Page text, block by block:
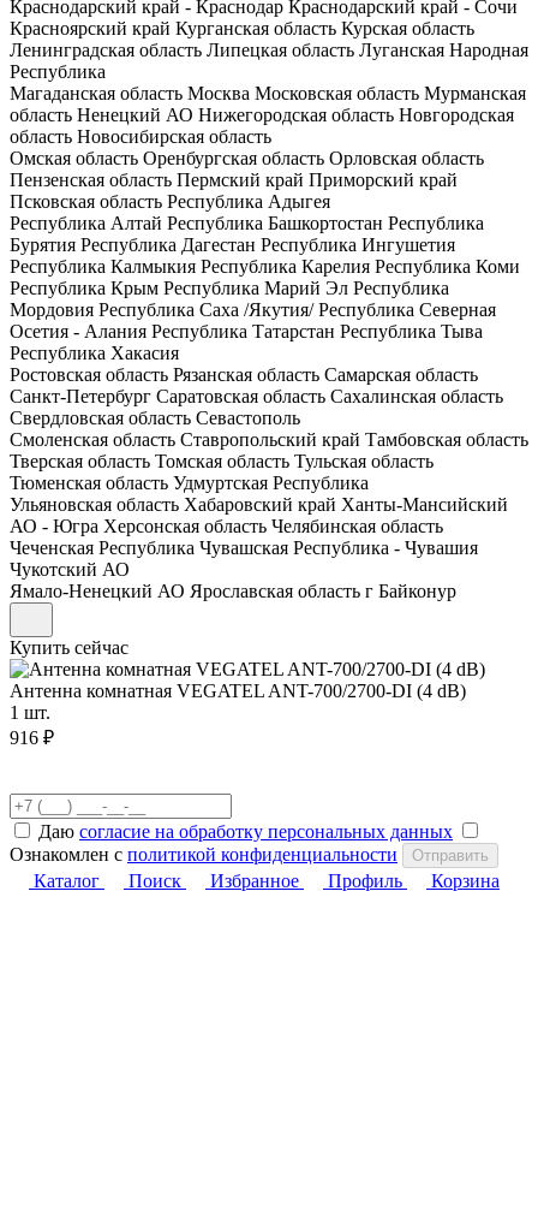
Краснодарский край - Краснодар Краснодарский край - Сочи
Красноярский край Курганская область Курская область
Ленинградская область Липецкая область Луганская Народная
Республика
Магаданская область Москва Московская область Мурманская
область Ненецкий АО Нижегородская область Новгородская
область Новосибирская область
Омская область Оренбургская область Орловская область
Пензенская область Пермский край Приморский край
Псковская область Республика Адыгея
Республика Алтай Республика Башкортостан Республика
Бурятия Республика Дагестан Республика Ингушетия
Республика Калмыкия Республика Карелия Республика Коми
Республика Крым Республика Марий Эл Республика
Мордовия Республика Саха /Якутия/Республика Северная
Осетия - Алания Республика Татарстан Республика Тыва
Республика Хакасия
Ростовская область Рязанская область Самарская область
Санкт-Петербург Саратовская область Сахалинская область
Свердловская область Севастополь
Смоленская область Ставропольский край Тамбовская область
Тверская область Томская область Тульская область
Тюменская область Удмуртская Республика
Ульяновская область Хабаровский край Ханты-Мансийский
АО - Югра Херсонская область Челябинская область
Чеченская Республика Чувашская Республика - Чувашия
Чукотский АО
Ямало-Ненецкий АО Ярославская область г Байконур
Купить сейчас
Антенна комнатная VEGATEL ANT-700/2700-DI (4 dB)
1 шт.
916 ₽
Даю согласие на обработку персональных данных
Ознакомлен с политикой конфиденциальности Отправить
Каталог Поиск Избранное Профиль Корзина